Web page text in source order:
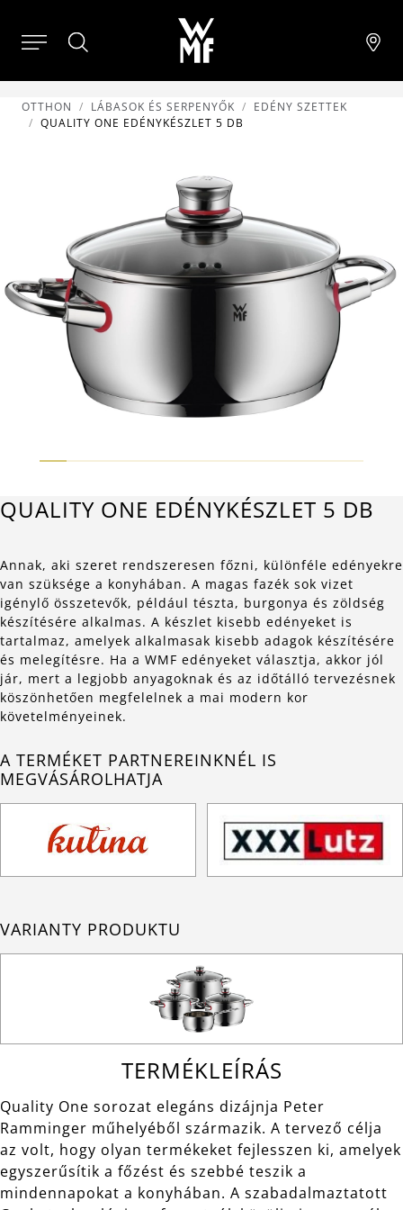
OTTHON LÁBASOK ÉS SERPENYŐK
EDÉNY SZETTEK
QUALITY ONE EDÉNYKÉSZLET 5 DB
QUALITY ONE EDÉNYKÉSZLET 5 DB
Annak, aki szeret rendszeresen főzni, különféle edényekre
van szüksége a konyhában. A magas fazék sok vizet
igénylő összetevők, például tészta, burgonya és zöldség
készítésére alkalmas. A készlet kisebb edényeket is
tartalmaz, amelyek alkalmasak kisebb adagok készítésére
és melegítésre. Ha a WMF edényeket választja, akkor jól
jár, mert a legjobb anyagoknak és az időtálló tervezésnek
köszönhetően megfelelnek a mai modern kor
követelményeinek.
A TERMÉKET PARTNEREINKNÉL IS
MEGVÁSÁROLHATJA
VARIANTY PRODUKTU
TERMÉKLEÍRÁS
Quality One sorozat elegáns dizájnja Peter
Ramminger műhelyéből származik. A tervező célja
az volt, hogy olyan termékeket fejlesszen ki, amelyek
egyszerűsítik a főzést és szebbé teszik a
mindennapokat a konyhában. A szabadalmaztatott